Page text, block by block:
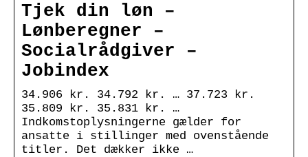
Tjek din løn –
Lønberegner –
Socialrådgiver –
Jobindex
34.906 kr. 34.792 kr. … 37.723 kr.
35.809 kr. 35.831 kr. …
Indkomstoplysningerne gælder for
ansatte i stillinger med ovenstående
titler. Det dækker ikke …